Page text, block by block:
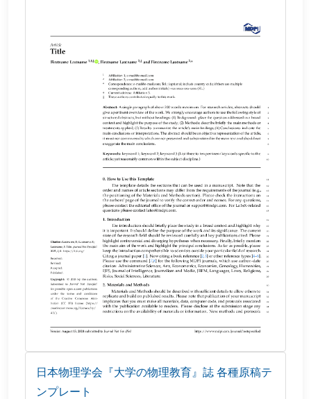
日本物理学会『大学の物理教育』誌 各種原稿テ
ンプレート